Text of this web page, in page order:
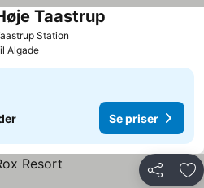
Station
Taastrup
Algade
Se priser
Del